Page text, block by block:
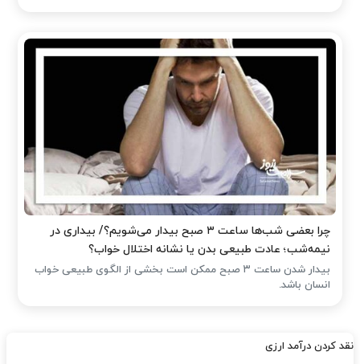
چرا بعضی شب‌ها ساعت ۳ صبح بیدار می‌شویم؟/ بیداری در
نیمه‌شب؛ عادت طبیعی بدن یا نشانه اختلال خواب؟
بیدار شدن ساعت ۳ صبح ممکن است بخشی از الگوی طبیعی خواب
انسان باشد.
نقد کردن درآمد ارزی